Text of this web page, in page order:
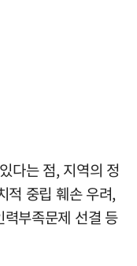
다는 점, 지역의 정
적 중립 훼손 우려,
부족문제 선결 등